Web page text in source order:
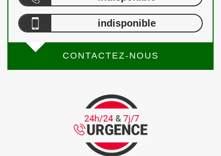
indisponible
CONTACTEZ-NOUS